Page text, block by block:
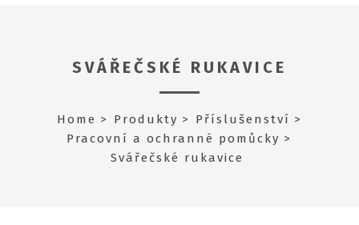
SVÁŘEČSKÉ RUKAVICE
Home Produkty
Příslušenství
Pracovní a ochranné pomůcky
Svářečské rukavice